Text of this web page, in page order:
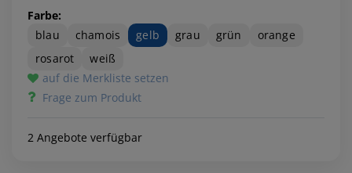
Farbe:
blau
chamois gelb grau grün
orange
rosarot
weiß
auf die Merkliste setzen
Frage zum Produkt
2 Angebote verfügbar